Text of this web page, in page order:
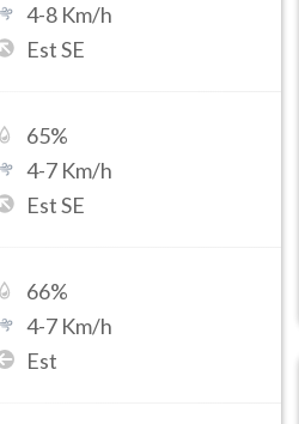
4-8 Km/h
Est SE
65%
4-7 Km/h
Est SE
66%
4-7 Km/h
Est